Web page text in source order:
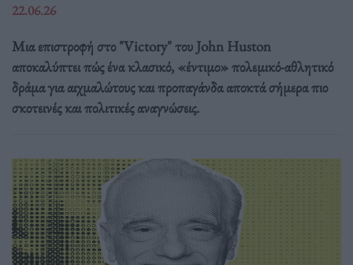
22.06.26
Μια επιστροφή στο "Victory" του John Huston
αποκαλύπτει πώς ένα κλασικό, «έντιμο» πολεμικό-αθλητικό
δράμα για αιχμαλώτους και προπαγάνδα αποκτά σήμερα πιο
σκοτεινές και πολιτικές αναγνώσεις.